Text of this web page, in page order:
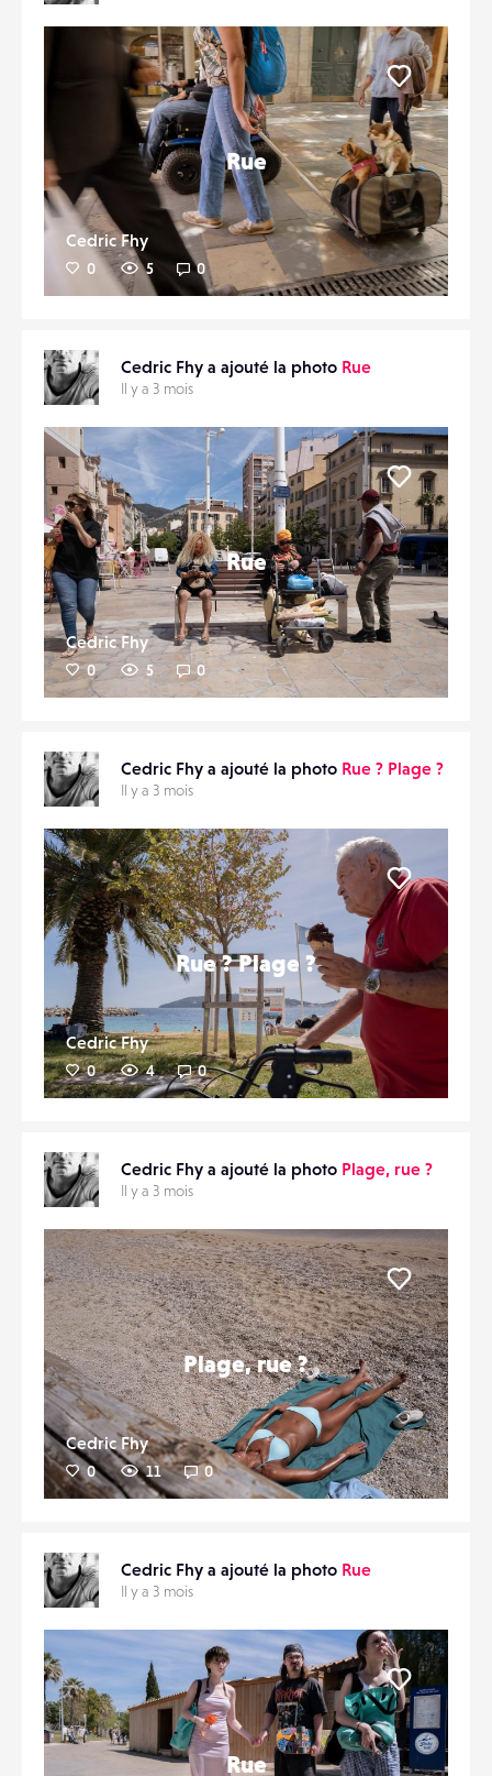
Rue
Cedric Fhy
0 5 0
Liker
Cedric Fhy a ajouté la photo Rue
Il y a 3 mois
Rue
Cedric Fhy
0 5 0
Cedric Fhy a ajouté la photo Rue ? Plage ?
Il y a 3 mois
Rue ? Plage ?
Cedric Fhy
0 4 0
Liker
Cedric Fhy a ajouté la photo Plage, rue ?
Il y a 3 mois
Plage, rue ?
Cedric Fhy
0 11 0
Liker
Cedric Fhy a ajouté la photo Rue
Il y a 3 mois
Rue
Liker